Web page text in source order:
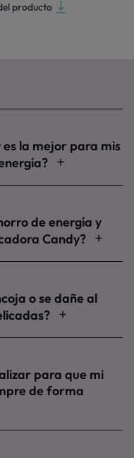
producto
la mejor para mis
de energía y
Candy?
o se dañe al
para que mi
de forma